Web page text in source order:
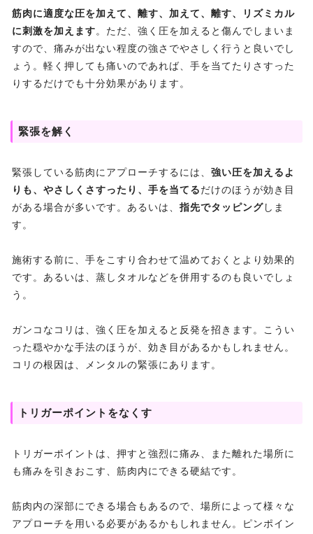
筋肉に適度な圧を加えて、離す、加えて、離す、リズミカル
に刺激を加えます。ただ、強く圧を加えると傷んでしまいま
すので、痛みが出ない程度の強さでやさしく行うと良いでし
ょう。軽く押しても痛いのであれば、手を当てたりさすった
りするだけでも十分効果があります。
緊張を解く
緊張している筋肉にアプローチするには、 強い圧を加えるよ
りも、やさしくさすったり、手を当てるだけのほうが効き目
がある場合が多いです。あるいは、 指先でタッピングしま
す。
施術する前に、手をこすり合わせて温めておくとより効果的
です。あるいは、蒸しタオルなどを併用するのも良いでしょ
う。
ガンコなコリは、強く圧を加えると反発を招きます。こうい
った穏やかな手法のほうが、効き目があるかもしれません。
コリの根因は、メンタルの緊張にあります。
トリガーポイントをなくす
トリガーポイントは、押すと強烈に痛み、また離れた場所に
も痛みを引きおこす、筋肉内にできる硬結です。
筋肉内の深部にできる場合もあるので、場所によって様々な
アプローチを用いる必要があるかもしれません。ピンポイン